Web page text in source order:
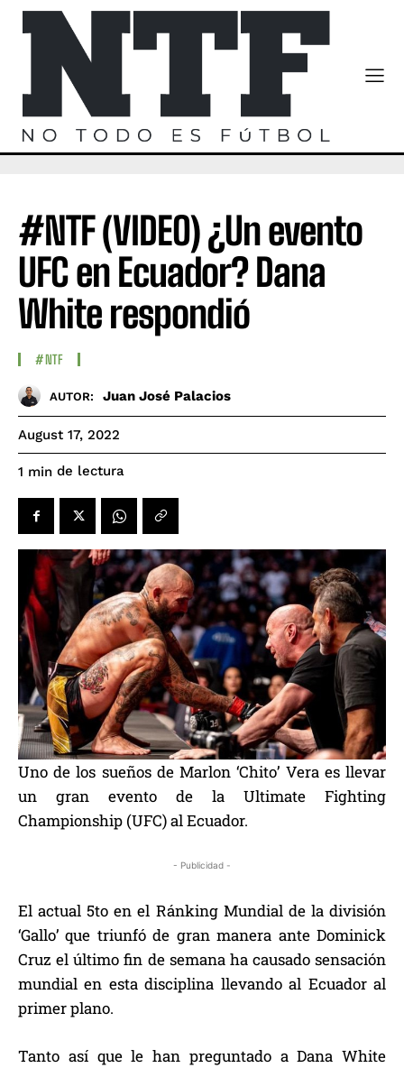
#NTF (VIDEO) ¿Un evento
UFC en Ecuador? Dana
White respondió
#NTF
AUTOR: Juan José Palacios
August 17, 2022
1 min de lectura
Uno de los sueños de Marlon ‘Chito’ Vera es llevar
un gran evento de la Ultimate Fighting
Championship (UFC) al Ecuador.
- Publicidad -
El actual 5to en el Ránking Mundial de la división
‘Gallo’ que triunfó de gran manera ante Dominick
Cruz el último fin de semana ha causado sensación
mundial en esta disciplina llevando al Ecuador al
primer plano.
Tanto así que le han preguntado a Dana White